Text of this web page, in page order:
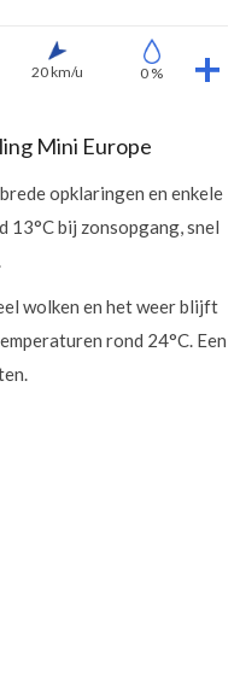
20 km/u 0 %
Mini Europe
opklaringen en enkele
13°C bij zonsopgang, snel
wolken en het weer blijft
rond 24°C. Een